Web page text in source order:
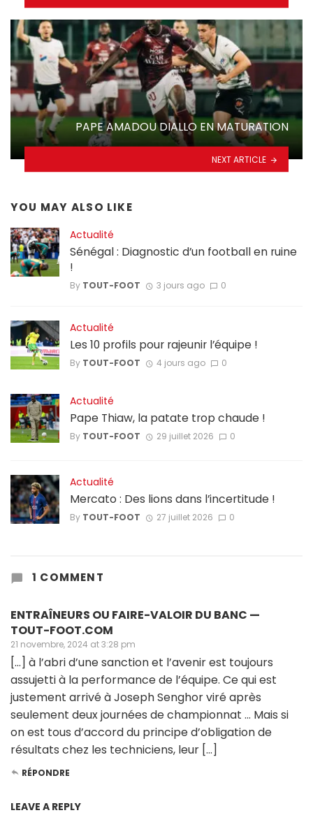
PAPE AMADOU DIALLO EN MATURATION
NEXT ARTICLE
YOU MAY ALSO LIKE
Actualité
Sénégal : Diagnostic d’un football en ruine
!
By TOUT-FOOT 3 jours ago 0
Actualité
Les 10 profils pour rajeunir l’équipe !
By TOUT-FOOT 4 jours ago 0
Actualité
Pape Thiaw, la patate trop chaude !
By TOUT-FOOT 29 juillet 2026 0
Actualité
Mercato : Des lions dans l’incertitude !
By TOUT-FOOT 27 juillet 2026 0
1 COMMENT
ENTRAÎNEURS OU FAIRE-VALOIR DU BANC —
TOUT-FOOT.COM
21 novembre, 2024 at 3:28 pm
[…] à l’abri d’une sanction et l’avenir est toujours
assujetti à la performance de l’équipe. Ce qui est
justement arrivé à Joseph Senghor viré après
seulement deux journées de championnat … Mais si
on est tous d’accord du principe d’obligation de
résultats chez les techniciens, leur […]
RÉPONDRE
LEAVE A REPLY